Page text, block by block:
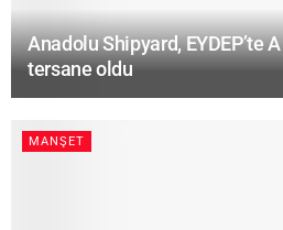
Anadolu Shipyard, EYDEP’te
tersane oldu
MANŞET